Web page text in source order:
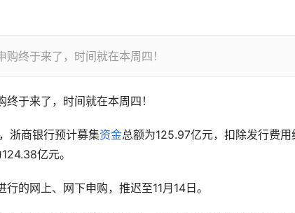
终于来了，时间就在本周四！
终于来了，时间就在本周四！
浙商银行预计募集资金总额为125.97亿元，扣除发行费用
亿元。
网上、网下申购，推迟至11月14日。